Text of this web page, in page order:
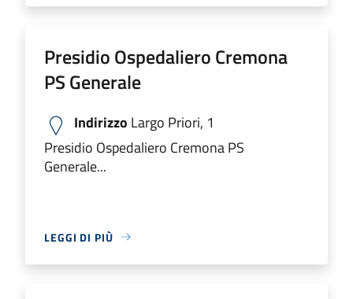
Presidio Ospedaliero Cremona
PS Generale
Indirizzo Largo Priori, 1
Presidio Ospedaliero Cremona PS
Generale...
LEGGI DI PIÙ